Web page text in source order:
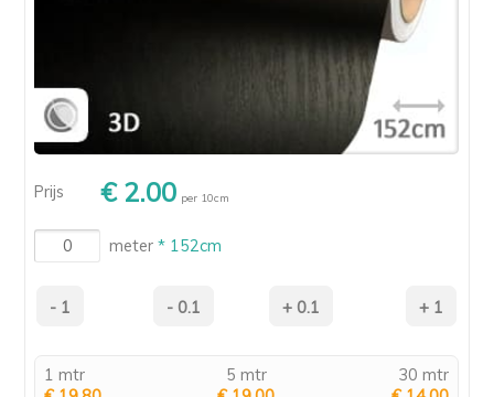
Prijs € 2.00 per 10cm
meter* 152cm
1 mtr
5 mtr
30 mtr